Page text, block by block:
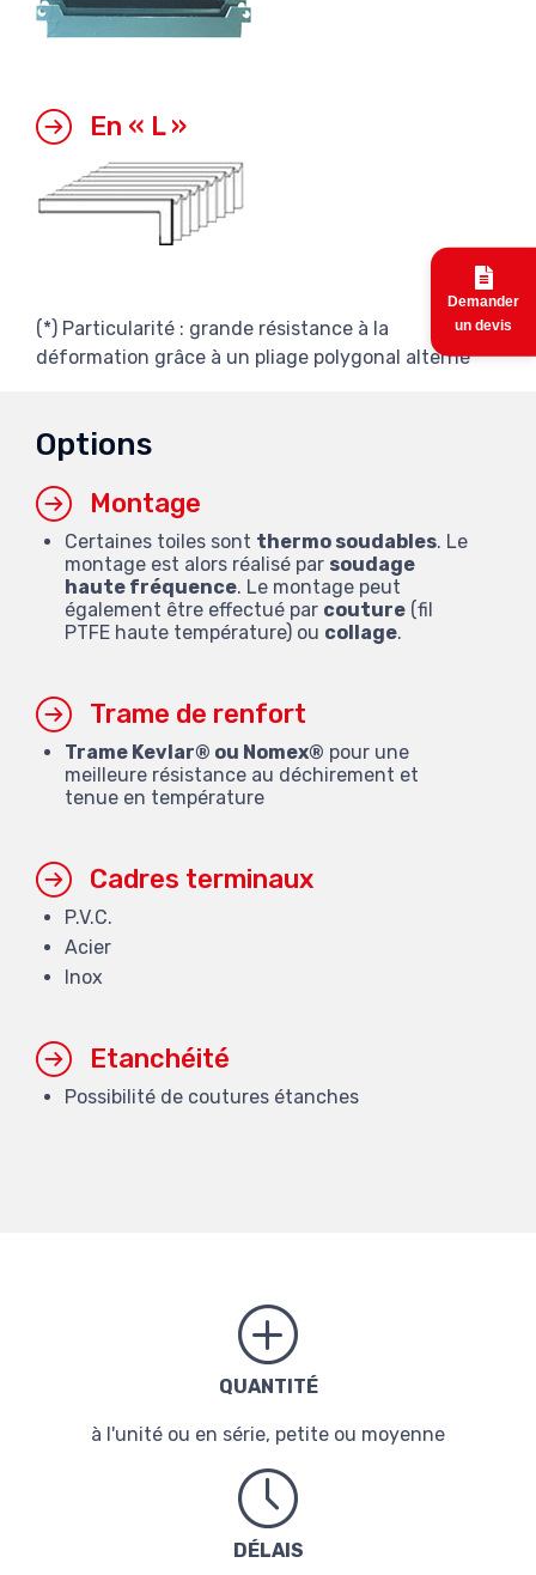
En « L »
(*) Particularité : grande résistance à la
déformation grâce à un pliage polygonal alterné
Options
Montage
Certaines toiles sont thermo soudables. Le
montage est alors réalisé par soudage
haute fréquence. Le montage peut
également être effectué par couture (fil
PTFE haute température) ou collage.
Trame de renfort
Trame Kevlar® ou Nomex® pour une
meilleure résistance au déchirement et
tenue en température
Cadres terminaux
P.V.C.
Acier
Inox
Etanchéité
Possibilité de coutures étanches
QUANTITÉ
à l'unité ou en série, petite ou moyenne
DÉLAIS
Demander
un devis